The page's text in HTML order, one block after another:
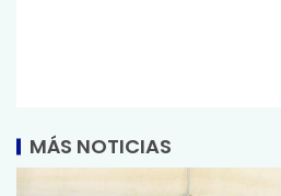
MÁS NOTICIAS